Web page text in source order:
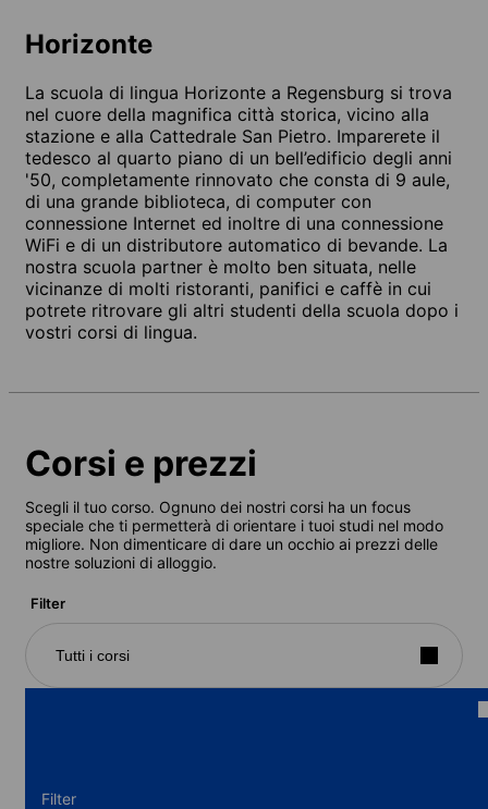
Horizonte
La scuola di lingua Horizonte a Regensburg si trova
nel cuore della magnifica città storica, vicino alla
stazione e alla Cattedrale San Pietro. Imparerete il
tedesco al quarto piano di un bell’edificio degli anni
'50, completamente rinnovato che consta di 9 aule,
di una grande biblioteca, di computer con
connessione Internet ed inoltre di una connessione
WiFi e di un distributore automatico di bevande. La
nostra scuola partner è molto ben situata, nelle
vicinanze di molti ristoranti, panifici e caffè in cui
potrete ritrovare gli altri studenti della scuola dopo i
vostri corsi di lingua.
Corsi e prezzi
Scegli il tuo corso. Ognuno dei nostri corsi ha un focus
speciale che ti permetterà di orientare i tuoi studi nel modo
migliore. Non dimenticare di dare un occhio ai prezzi delle
nostre soluzioni di alloggio.
Filter
Tutti i corsi
Filter